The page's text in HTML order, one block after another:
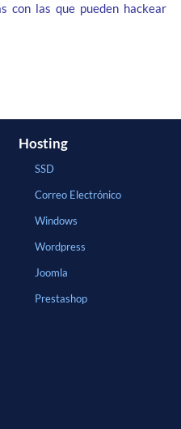
con las que pueden hackear
Hosting
SSD
Correo Electrónico
Windows
Wordpress
Joomla
Prestashop